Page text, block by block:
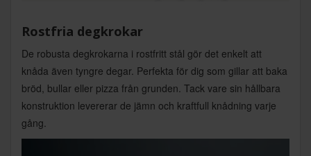
Rostfria degkrokar
De robusta degkrokarna i rostfritt stål gör det enkelt att
knåda även tyngre degar. Perfekta för dig som gillar att baka
bröd, bullar eller pizza från grunden. Tack vare sin hållbara
konstruktion levererar de jämn och kraftfull knådning varje
gång.